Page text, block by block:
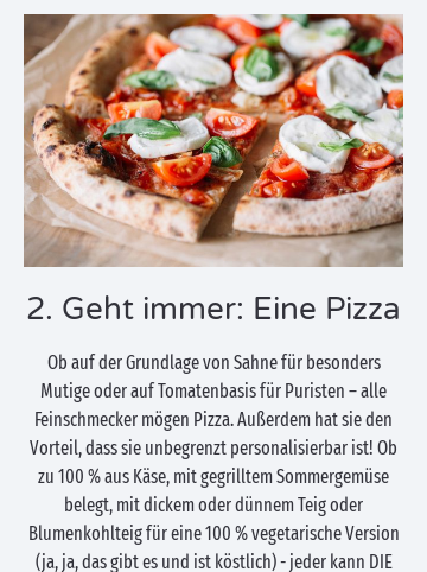
2. Geht immer: Eine Pizza
Ob auf der Grundlage von Sahne für besonders
Mutige oder auf Tomatenbasis für Puristen – alle
Feinschmecker mögen Pizza. Außerdem hat sie den
Vorteil, dass sie unbegrenzt personalisierbar ist! Ob
zu 100 % aus Käse, mit gegrilltem Sommergemüse
belegt, mit dickem oder dünnem Teig oder
Blumenkohlteig für eine 100 % vegetarische Version
(ja, ja, das gibt es und ist köstlich) - jeder kann DIE